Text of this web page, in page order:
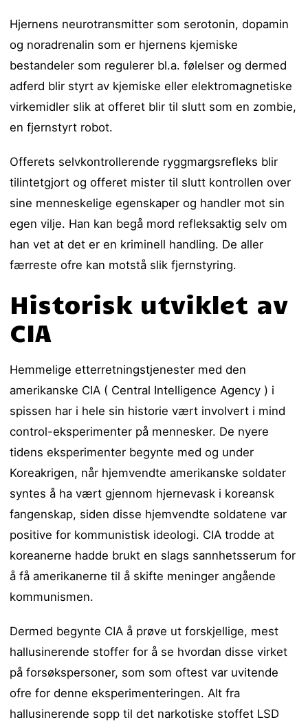
Hjernens neurotransmitter som serotonin, dopamin
og noradrenalin som er hjernens kjemiske
bestandeler som regulerer bl.a. følelser og dermed
adferd blir styrt av kjemiske eller elektromagnetiske
virkemidler slik at offeret blir til slutt som en zombie,
en fjernstyrt robot.
Offerets selvkontrollerende ryggmargsrefleks blir
tilintetgjort og offeret mister til slutt kontrollen over
sine menneskelige egenskaper og handler mot sin
egen vilje. Han kan begå mord refleksaktig selv om
han vet at det er en kriminell handling. De aller
færreste ofre kan motstå slik fjernstyring.
Historisk utviklet av
CIA
Hemmelige etterretningstjenester med den
amerikanske CIA ( Central Intelligence Agency ) i
spissen har i hele sin historie vært involvert i mind
control-eksperimenter på mennesker. De nyere
tidens eksperimenter begynte med og under
Koreakrigen, når hjemvendte amerikanske soldater
syntes å ha vært gjennom hjernevask i koreansk
fangenskap, siden disse hjemvendte soldatene var
positive for kommunistisk ideologi. CIA trodde at
koreanerne hadde brukt en slags sannhetsserum for
å få amerikanerne til å skifte meninger angående
kommunismen.
Dermed begynte CIA å prøve ut forskjellige, mest
hallusinerende stoffer for å se hvordan disse virket
på forsøkspersoner, som som oftest var uvitende
ofre for denne eksperimenteringen. Alt fra
hallusinerende sopp til det narkotiske stoffet LSD